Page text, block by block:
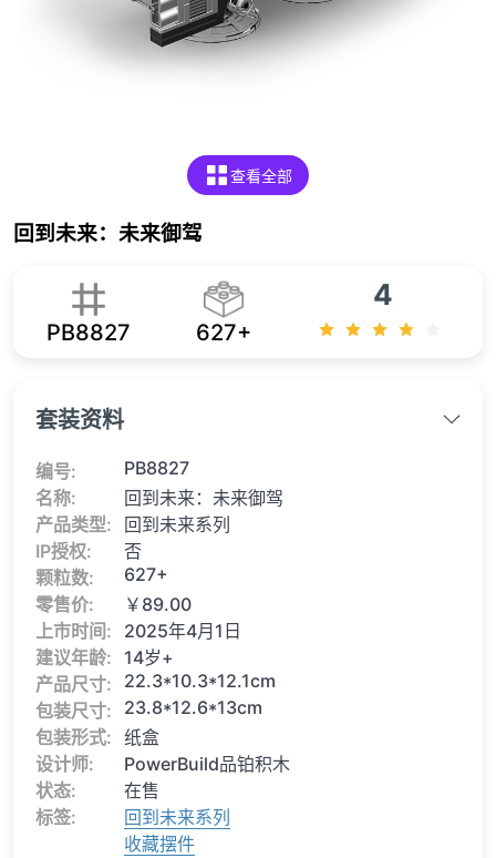
查看全部
回到未来：未来御驾
PB8827 627+
4
套装资料
编号:
PB8827
名称:
回到未来：未来御驾
产品类型:
回到未来系列
IP授权:
否
颗粒数:
627+
零售价:
￥89.00
上市时间:
2025年4月1日
建议年龄:
14岁+
产品尺寸:
22.3*10.3*12.1cm
包装尺寸:
23.8*12.6*13cm
包装形式: 纸盒
设计师:
PowerBuild品铂积木
状态:
在售
标签:
回到未来系列
收藏摆件